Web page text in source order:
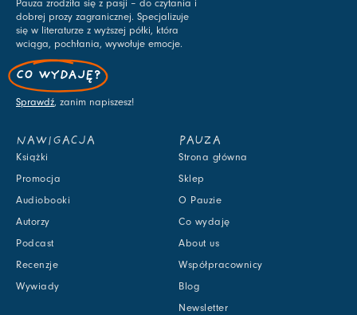
Pauza zrodziła się z pasji – do czytania i
dobrej prozy zagranicznej. Specjalizuje
się w literaturze z wyższej półki, która
wciąga, pochłania, wywołuje emocje.
CO WYDAJĘ?
Sprawdź, zanim napiszesz!
NAWIGACJA
Książki
Promocja
Audiobooki
Autorzy
Podcast
Recenzje
Wywiady
PAUZA
Strona główna
Sklep
O Pauzie
Co wydaję
About us
Współpracownicy
Blog
Newsletter